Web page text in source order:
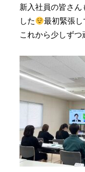
新入社員の皆さ
した
最初緊張
これから少しずつ